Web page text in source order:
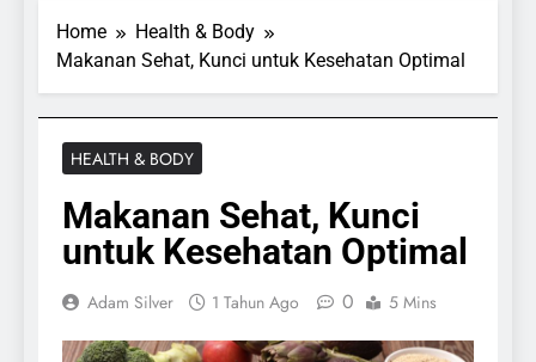
Home
Health & Body
Makanan Sehat, Kunci untuk Kesehatan Optimal
HEALTH & BODY
Makanan Sehat, Kunci
untuk Kesehatan Optimal
Adam Silver 1 Tahun Ago 0 5 Mins